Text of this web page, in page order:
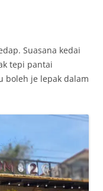
Suasana kedai
tepi pantai
boleh je lepak dalam